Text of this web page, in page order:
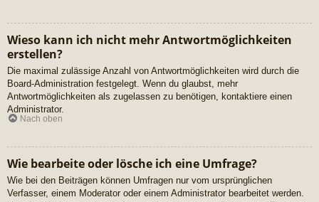
Wieso kann ich nicht mehr Antwortmöglichkeiten
erstellen?
Die maximal zulässige Anzahl von Antwortmöglichkeiten wird durch die
Board-Administration festgelegt. Wenn du glaubst, mehr
Antwortmöglichkeiten als zugelassen zu benötigen, kontaktiere einen
Administrator.
Nach oben
Wie bearbeite oder lösche ich eine Umfrage?
Wie bei den Beiträgen können Umfragen nur vom ursprünglichen
Verfasser, einem Moderator oder einem Administrator bearbeitet werden.